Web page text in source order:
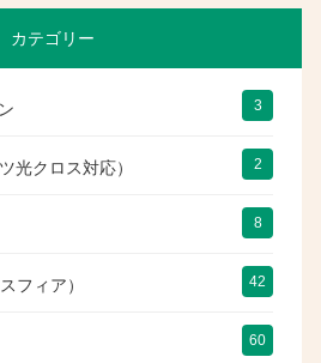
カテゴリー
3
光クロス対応） 2
8
フィア） 42
60